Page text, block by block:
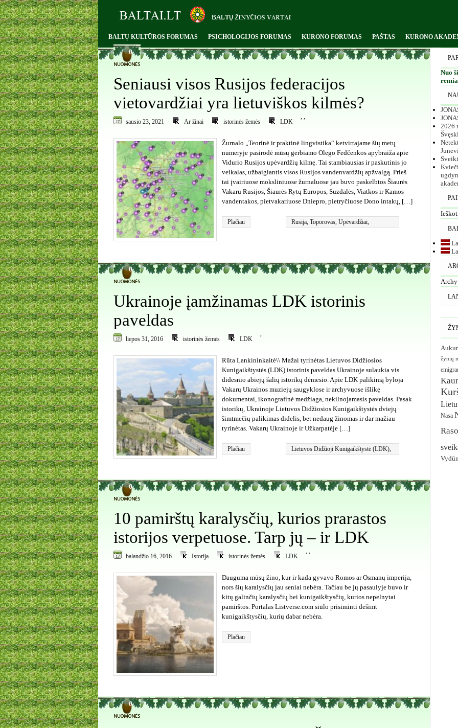
BALTŲ KULTŪROS FORUMAS PSICHOLOGIJOS FORUMAS KURONO FORUMAS PAŠTAS KURONO
0
Seniausi visos Rusijos federacijos
vietovardžiai yra lietuviškos kilmės?
sausio 23, 2021 Ar žinai
,
istorinės žemės
,
LDK
Žurnalo „Teorinė ir praktinė lingvistika“ ketvirtajame šių metų
numeryje pasirodė mūsų gerbiamo Olego Fedčenkos apybraiža apie
Vidurio Rusijos upėvardžių kilmę. Tai stambiausias ir paskutinis jo
veikalas, užbaigiantis visos Rusijos vandenvardžių apžvalgą. Prieš
tai įvairiuose moksliniuose žurnaluose jau buvo paskelbtos Šiaurės
Vakarų Rusijos, Šiaurės Rytų Europos, Suzdalės, Viatkos ir Kamos
vandentakos, pietvakariuose Dniepro, pietryčiuose Dono intakų, […]
Plačiau Rusija, Toporovas, Upėvardžiai,
0
Ukrainoje įamžinamas LDK istorinis
paveldas
liepos 31, 2016 istorinės žemės
,
LDK
Rūta Lankininkaitė\\ Mažai tyrinėtas Lietuvos Didžiosios
Kunigaikštystės (LDK) istorinis paveldas Ukrainoje sulaukia vis
didesnio abiejų šalių istorikų dėmesio. Apie LDK palikimą byloja
Vakarų Ukrainos muziejų saugyklose ir archyvuose išlikę
dokumentai, ikonografinė medžiaga, nekilnojamasis paveldas. Pasak
istorikų, Ukrainoje Lietuvos Didžiosios Kunigaikštystės dviejų
šimtmečių palikimas didelis, bet nedaug žinomas ir dar mažiau
tyrinėtas. Vakarų Ukrainoje ir Užkarpatėje […]
Plačiau Lietuvos Didžioji Kunigaikštystė (LDK),
0
10 pamirštų karalysčių, kurios prarastos
istorijos verpetuose. Tarp jų – ir LDK
balandžio 16, 2016 Istorija
,
istorinės žemės
,
LDK
Dauguma mūsų žino, kur ir kada gyvavo Romos ar Osmanų imperija,
nors šių karalysčių jau seniai nebėra. Tačiau be jų pasaulyje buvo ir
kitų galinčių karalysčių bei kunigaikštysčių, kurios nepelnytai
pamirštos. Portalas Listverse.com siūlo prisiminti dešimt
kunigaikštysčių, kurių dabar nebėra.
Plačiau
0
Nuo
2026
žynių
Nasa